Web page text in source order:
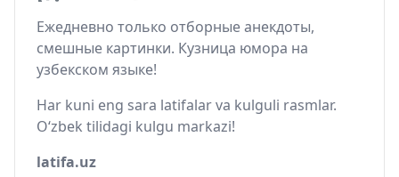
Ежедневно только отборные анекдоты,
смешные картинки. Кузница юмора на
узбекском языке!
Har kuni eng sara latifalar va kulguli rasmlar.
O‘zbek tilidagi kulgu markazi!
latifa.uz